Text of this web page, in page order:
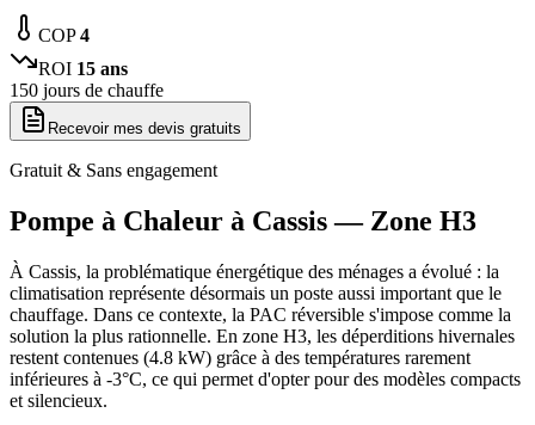
COP4
ROI 15 ans
150 jours de chauffe
Recevoir mes devis gratuits
Gratuit & Sans engagement
Pompe à Chaleur à Cassis— Zone H3
À Cassis, la problématique énergétique des ménages a évolué : la
climatisation représente désormais un poste aussi important que le
chauffage. Dans ce contexte, la PAC réversible s'impose comme la
solution la plus rationnelle. En zone H3, les déperditions hivernales
restent contenues (4.8 kW) grâce à des températures rarement
inférieures à -3°C, ce qui permet d'opter pour des modèles compacts
et silencieux.